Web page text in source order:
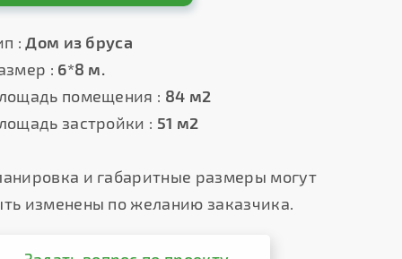
: Дом из бруса
: 6*8 м.
помещения : 84 м2
застройки : 51 м2
и габаритные размеры могут
изменены по желанию заказчика.